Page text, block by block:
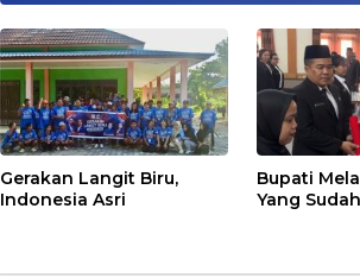
Gerakan Langit Biru,
Indonesia Asri
Bupati
Yang